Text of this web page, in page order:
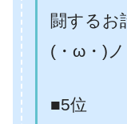
闘するお
(・ω・)ノ
■5位